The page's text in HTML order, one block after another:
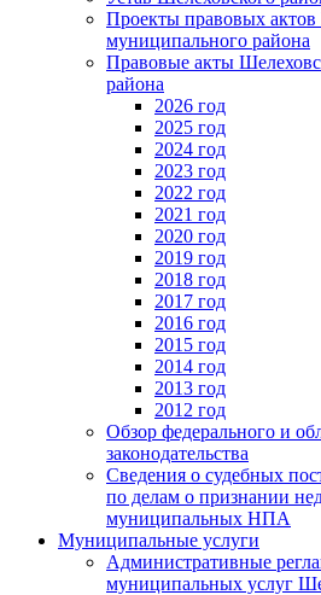
Проекты правовых актов
муниципального района
Правовые акты
района
2026 год
2025 год
2024 год
2023 год
2022 год
2021 год
2020 год
2019 год
2018 год
2017 год
2016 год
2015 год
2014 год
2013 год
2012 год
Обзор федерального и
законодательства
Сведения о судебных
по делам о признании
муниципальных НПА
Муниципальные услуги
Административные
муниципальных услуг